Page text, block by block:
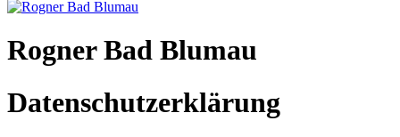
Rogner Bad Blumau
Datenschutzerklärung